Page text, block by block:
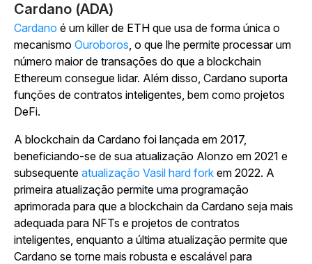
Cardano (ADA)
Cardano é um killer de ETH que usa de forma única o
mecanismo Ouroboros, o que lhe permite processar um
número maior de transações do que a blockchain
Ethereum consegue lidar. Além disso, Cardano suporta
funções de contratos inteligentes, bem como projetos
DeFi.
A blockchain da Cardano foi lançada em 2017,
beneficiando-se de sua atualização Alonzo em 2021 e
subsequente atualização Vasil hard fork em 2022. A
primeira atualização permite uma programação
aprimorada para que a blockchain da Cardano seja mais
adequada para NFTs e projetos de contratos
inteligentes, enquanto a última atualização permite que
Cardano se torne mais robusta e escalável para